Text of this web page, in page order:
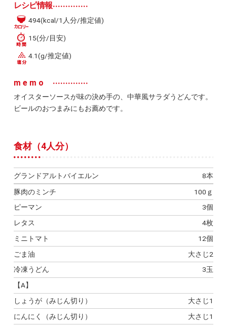
レシピ情報
494(kcal/1人分/推定値)
15(分/目安)
4.1(g/推定値)
memo
オイスターソースが味の決め手の、中華風サラダうどんです。
ビールのおつまみにもお薦めです。
食材（4人分）
グランドアルトバイエルン
8本
豚肉のミンチ
100ｇ
ピーマン
3個
レタス
4枚
ミニトマト
12個
ごま油
大さじ2
冷凍うどん
3玉
【A】
しょうが（みじん切り）
大さじ1
にんにく（みじん切り）
大さじ1